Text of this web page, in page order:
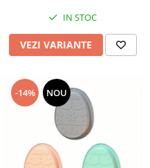
IN STOC
VEZI VARIANTE
-14% NOU